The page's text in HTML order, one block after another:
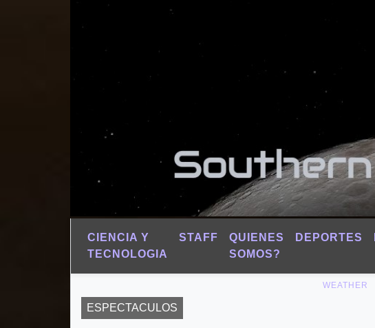
CIENCIA Y
TECNOLOGIA
STAFF
QUIENES
SOMOS?
DEPORTES
WEATHER
ESPECTACULOS